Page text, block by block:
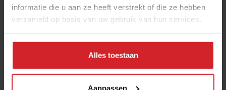
informatie die u aan ze heeft verstrekt of die ze hebben
verzameld op basis van uw gebruik van hun services.
Alles toestaan
Aanpassen
interviews van Food Inspiration per e-mail.Klik hier